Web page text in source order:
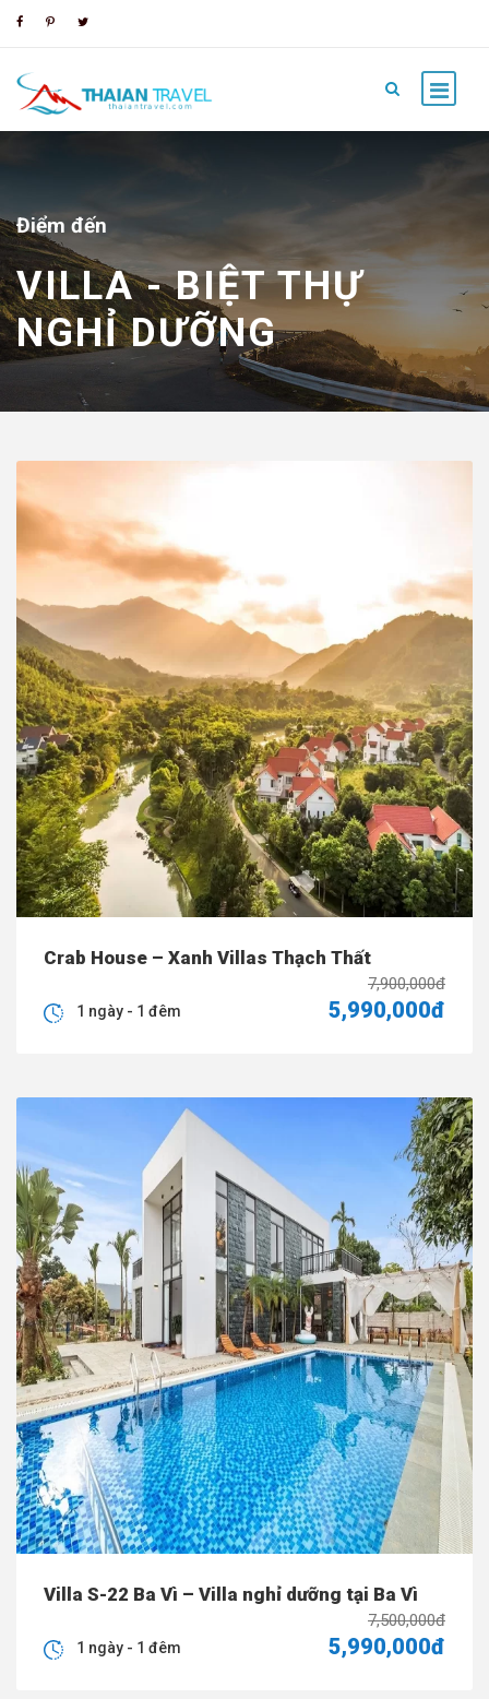
Điểm đến
VILLA - BIỆT THỰ
NGHỈ DƯỠNG
Crab House – Xanh Villas Thạch Thất
7,900,000đ
5,990,000đ
1 ngày - 1 đêm
Villa S-22 Ba Vì – Villa nghỉ dưỡng tại Ba Vì
7,500,000đ
5,990,000đ
1 ngày - 1 đêm